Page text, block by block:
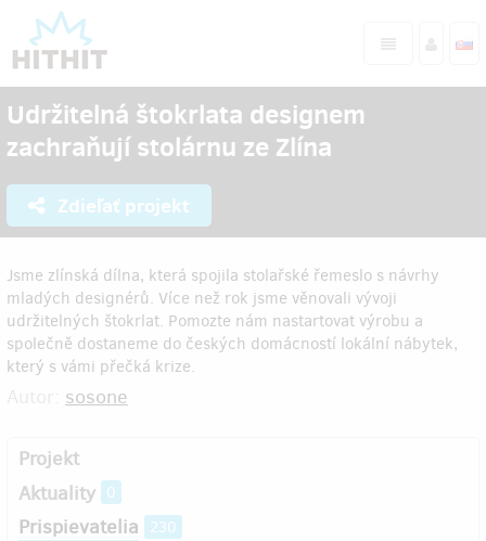
Udržitelná štokrlata designem
zachraňují stolárnu ze Zlína
Zdieľať projekt
Jsme zlínská dílna, která spojila stolařské řemeslo s návrhy
mladých designérů. Více než rok jsme věnovali vývoji
udržitelných štokrlat. Pomozte nám nastartovat výrobu a
společně dostaneme do českých domácností lokální nábytek,
který s vámi přečká krize.
sosone
Projekt
Aktuality 0
Prispievatelia 230